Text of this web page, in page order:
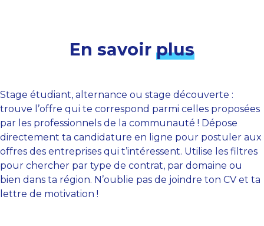
En savoir plus
Stage étudiant, alternance ou stage découverte :
trouve l’offre qui te correspond parmi celles proposées
par les professionnels de la communauté ! Dépose
directement ta candidature en ligne pour postuler aux
offres des entreprises qui t’intéressent. Utilise les filtres
pour chercher par type de contrat, par domaine ou
bien dans ta région. N’oublie pas de joindre ton CV et ta
lettre de motivation !